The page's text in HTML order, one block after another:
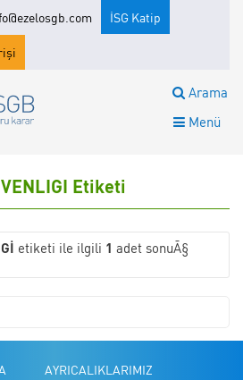
İSG Katip
Arama
Menü
Etiketi
etiketi ile ilgili 1 adet sonuÃ§
AYRICALIKLARIMIZ